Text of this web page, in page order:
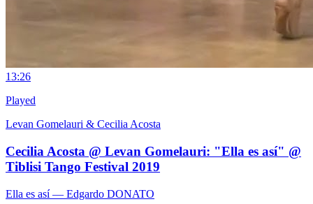
13:26
Played
Levan Gomelauri & Cecilia Acosta
Cecilia Acosta @ Levan Gomelauri: "Ella es así" @
Tiblisi Tango Festival 2019
Ella es así— Edgardo DONATO